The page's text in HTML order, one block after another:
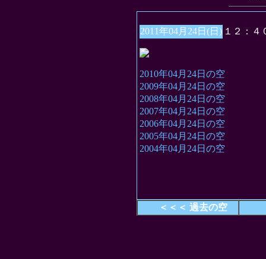
2011年04月24日(日) １２：４
2010年04月24日の空
2009年04月24日の空
2008年04月24日の空
2007年04月24日の空
2006年04月24日の空
2005年04月24日の空
2004年04月24日の空
＜＜＜ 過去の空